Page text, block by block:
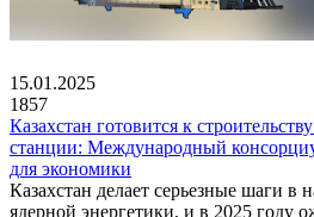
15.01.2025
1857
Казахстан готовится к
станции: Международный
для экономики
Казахстан делает серьезные шаги в
ядерной энергетики, и в 2025 году